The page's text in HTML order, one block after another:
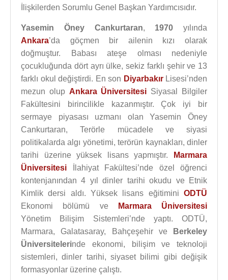
İlişkilerden Sorumlu Genel Başkan Yardımcısıdır.
Yasemin Öney Cankurtaran, 1970 yılında
Ankara’da göçmen bir ailenin kızı olarak
doğmuştur. Babası ateşe olması nedeniyle
çocukluğunda dört ayrı ülke, sekiz farklı şehir ve 13
farklı okul değiştirdi. En son DiyarbakırLisesi’nden
mezun olup Ankara Üniversitesi Siyasal Bilgiler
Fakültesini birincilikle kazanmıştır. Çok iyi bir
sermaye piyasası uzmanı olan Yasemin Öney
Cankurtaran, Terörle mücadele ve siyasi
politikalarda algı yönetimi, terörün kaynakları, dinler
tarihi üzerine yüksek lisans yapmıştır.
Marmara
Üniversitesi İlahiyat Fakültesi’nde özel öğrenci
kontenjanından 4 yıl dinler tarihi okudu ve Etnik
Kimlik dersi aldı. Yüksek lisans eğitimini ODTÜ
Ekonomi bölümü ve
Marmara Üniversitesi
Yönetim Bilişim Sistemleri’nde yaptı. ODTÜ,
Marmara, Galatasaray, Bahçeşehir ve
Berkeley
Üniversitelerinde ekonomi, bilişim ve teknoloji
sistemleri, dinler tarihi, siyaset bilimi gibi değişik
formasyonlar üzerine çalıştı.